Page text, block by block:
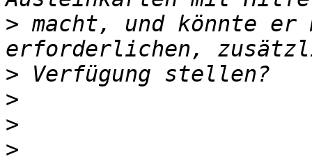
> macht, und könnte er
>
>
>
>